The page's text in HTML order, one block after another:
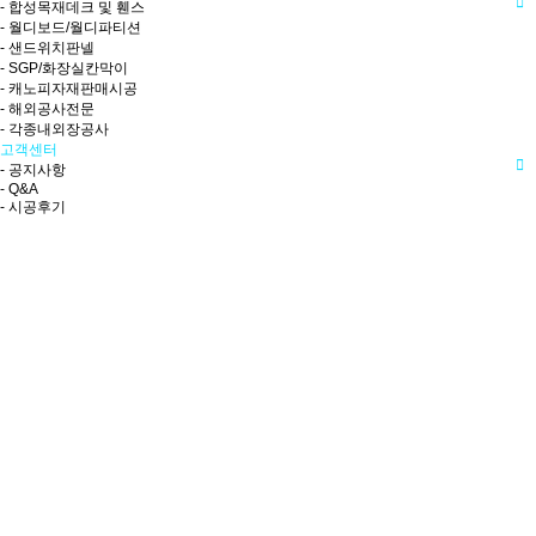
- 합성목재데크 및 휀스
- 월디보드/월디파티션
- 샌드위치판넬
- SGP/화장실칸막이
- 캐노피자재판매시공
- 해외공사전문
- 각종내외장공사
고객센터
- 공지사항
- Q&A
- 시공후기